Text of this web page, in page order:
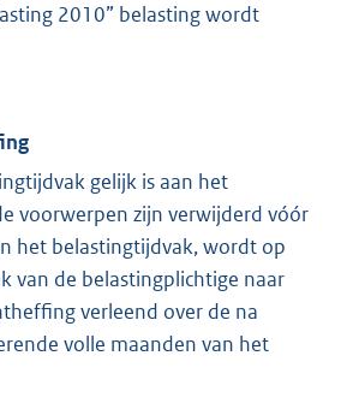
2010” belasting wordt
gelijk is aan het
voorwerpen zijn verwijderd vóór
het belastingtijdvak, wordt op
van de belastingplichtige naar
verleend over de na
volle maanden van het